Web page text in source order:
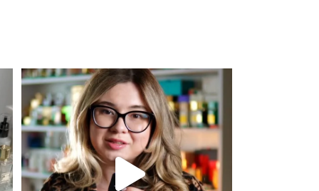
Для замовлення переходьте на сайт або в
Instagram...
301 36